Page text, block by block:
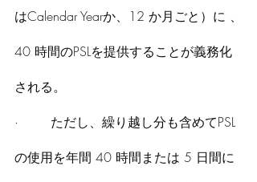
はCalendar Yearか、12 か月ごと）に 、
40 時間のPSLを提供することが義務化
される。
·        ただし、繰り越し分も含めてPSL
の使用を年間 40 時間または 5 日間に